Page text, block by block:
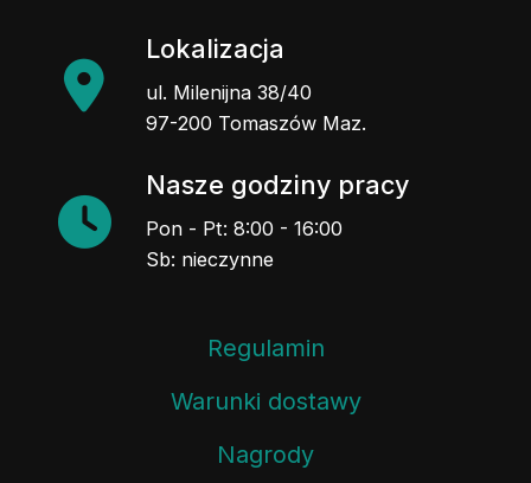
Lokalizacja
ul. Milenijna 38/40
97-200 Tomaszów Maz.
Nasze godziny pracy
Pon - Pt: 8:00 - 16:00
Sb: nieczynne
Regulamin
Warunki dostawy
Nagrody